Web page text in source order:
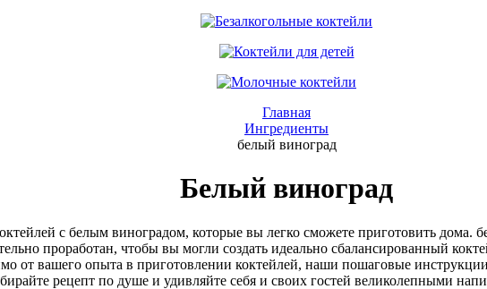
Главная
Ингредиенты
белый виноград
Белый виноград
с белым виноградом, которые вы легко сможете приготовить дома.
проработан, чтобы вы могли создать идеально сбалансированный
от вашего опыта в приготовлении коктейлей, наши пошаговые
рецепт по душе и удивляйте себя и своих гостей великолепными